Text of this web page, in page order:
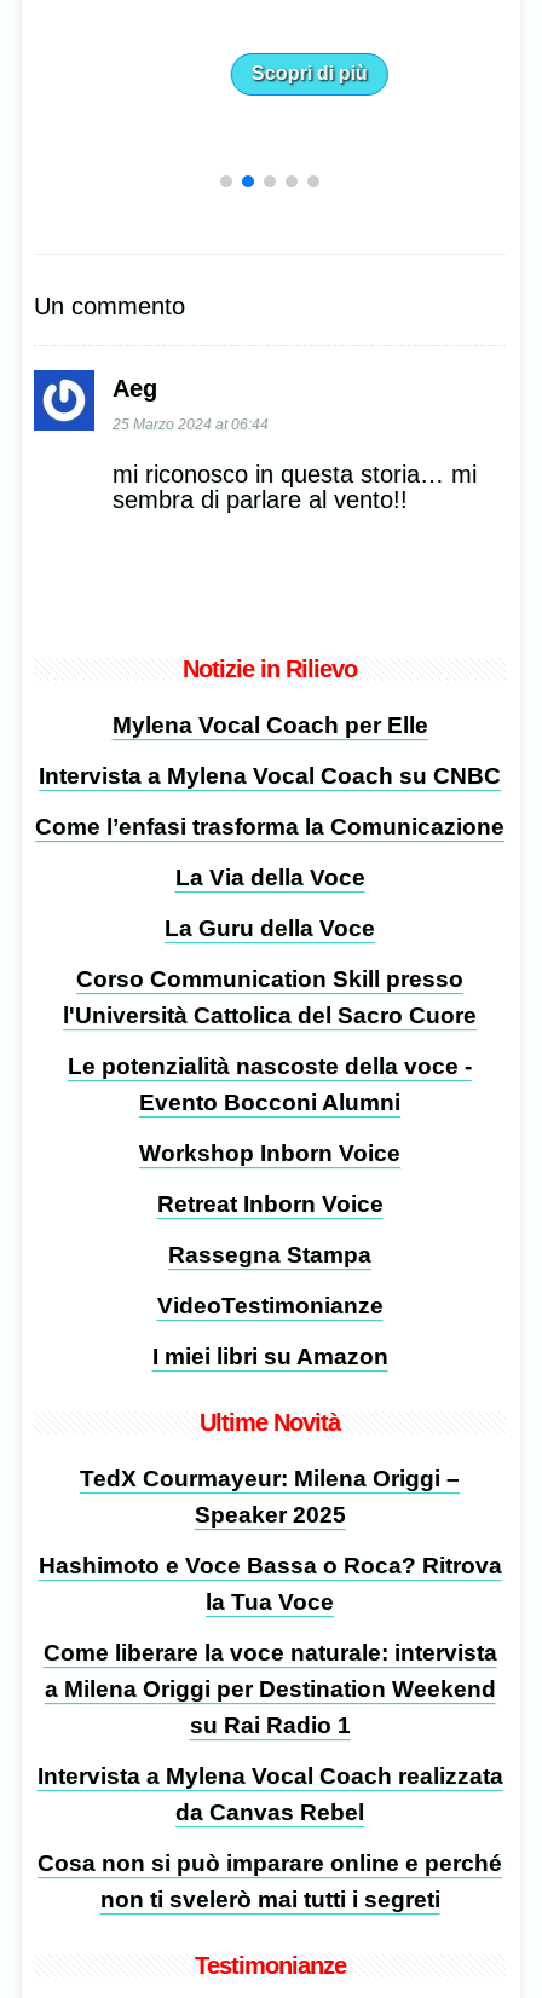
Scopri di più
Un commento
Aeg
25 Marzo 2024 at 06:44
mi riconosco in questa storia… mi
sembra di parlare al vento!!
Notizie in Rilievo
Mylena Vocal Coach per Elle
Intervista a Mylena Vocal Coach su CNBC
Come l’enfasi trasforma la Comunicazione
La Via della Voce
La Guru della Voce
Corso Communication Skill presso
l'Università Cattolica del Sacro Cuore
Le potenzialità nascoste della voce -
Evento Bocconi Alumni
Workshop Inborn Voice
Retreat Inborn Voice
Rassegna Stampa
VideoTestimonianze
I miei libri su Amazon
Ultime Novità
TedX Courmayeur: Milena Origgi –
Speaker 2025
Hashimoto e Voce Bassa o Roca? Ritrova
la Tua Voce
Come liberare la voce naturale: intervista
a Milena Origgi per Destination Weekend
su Rai Radio 1
Intervista a Mylena Vocal Coach realizzata
da Canvas Rebel
Cosa non si può imparare online e perché
non ti svelerò mai tutti i segreti
Testimonianze